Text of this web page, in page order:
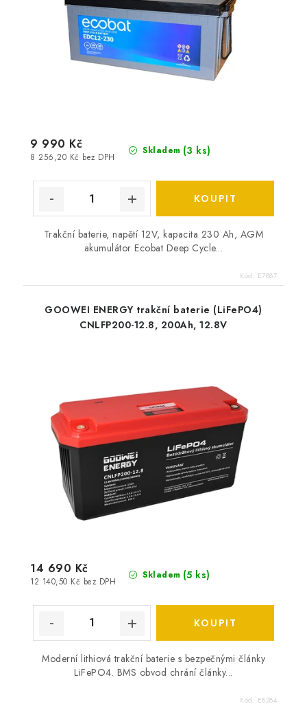
Skladem (3 ks)
8 256,20 Kč bez DPH
9 990 Kč
Trakční baterie, napětí 12V, kapacita 230 Ah, AGM
akumulátor Ecobat Deep Cycle...
Kód: E7887
GOOWEI ENERGY trakční baterie (LiFePO4)
CNLFP200-12.8, 200Ah, 12.8V
Skladem (5 ks)
12 140,50 Kč bez DPH
14 690 Kč
Moderní lithiová trakční baterie s bezpečnými články
LiFePO4. BMS obvod chrání články...
Kód: E8284